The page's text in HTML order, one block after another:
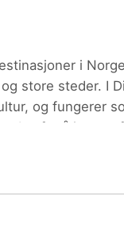
i
store steder. I
og fungerer
dag for å ivareta